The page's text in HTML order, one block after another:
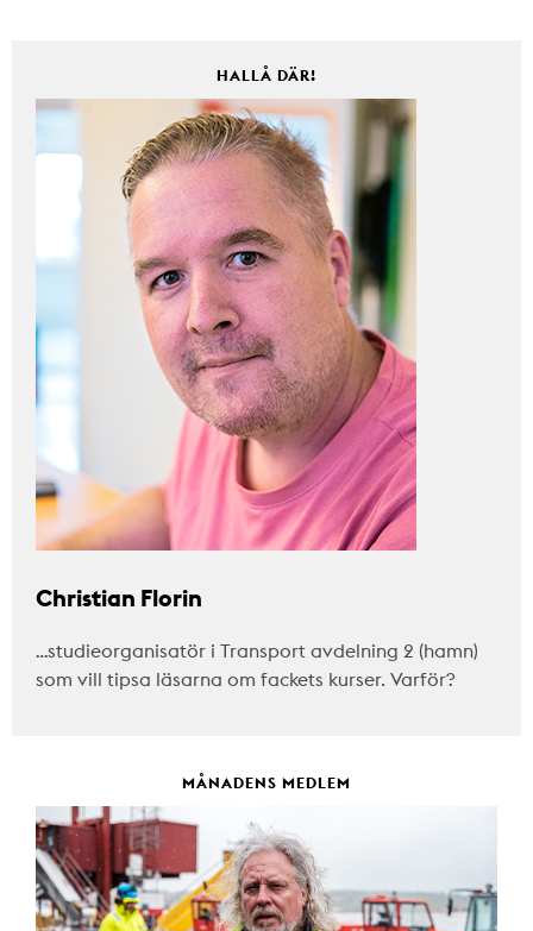
HALLÅ DÄR!
Christian Florin
…studieorganisatör i Transport avdelning 2 (hamn)
som vill tipsa läsarna om fackets kurser. Varför?
MÅNADENS MEDLEM